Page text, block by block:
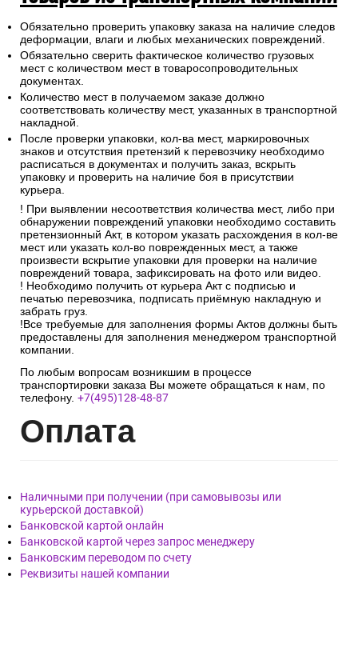
Обязательно проверить упаковку заказа на наличие следов
деформации, влаги и любых механических повреждений.
Обязательно сверить фактическое количество грузовых
мест с количеством мест в товаросопроводительных
документах.
Количество мест в получаемом заказе должно
соответствовать количеству мест, указанных в транспортной
накладной.
После проверки упаковки, кол-ва мест, маркировочных
знаков и отсутствия претензий к перевозчику необходимо
расписаться в документах и получить заказ, вскрыть
упаковку и проверить на наличие боя в присутствии
курьера.
! При выявлении несоответствия количества мест, либо при
обнаружении повреждений упаковки необходимо составить
претензионный Акт, в котором указать расхождения в кол-ве
мест или указать кол-во поврежденных мест, а также
произвести вскрытие упаковки для проверки на наличие
повреждений товара, зафиксировать на фото или видео.
! Необходимо получить от курьера Акт с подписью и
печатью перевозчика, подписать приёмную накладную и
забрать груз.
!Все требуемые для заполнения формы Актов должны быть
предоставлены для заполнения менеджером транспортной
компании.
По любым вопросам возникшим в процессе
транспортировки заказа Вы можете обращаться к нам, по
телефону. +7(495)128-48-87
Оплата
Наличными при получении (при самовывозы или
курьерской доставкой)
Банковской картой онлайн
Банковской картой через запрос менеджеру
Банковским переводом по счету
Реквизиты нашей компании